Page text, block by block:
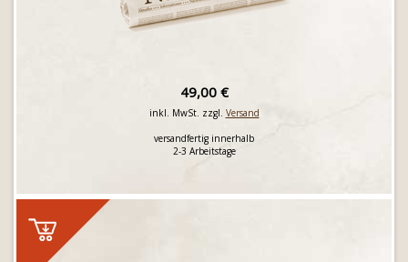
49,00 €
inkl. MwSt. zzgl. Versand
versandfertig innerhalb
2-3 Arbeitstage